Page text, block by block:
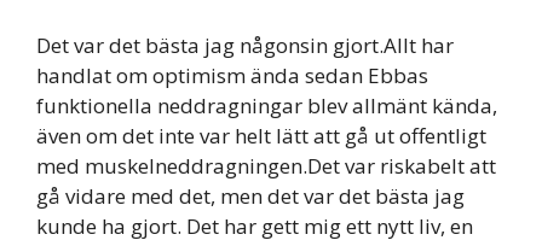
Det var det bästa jag någonsin gjort.Allt har
handlat om optimism ända sedan Ebbas
funktionella neddragningar blev allmänt kända,
även om det inte var helt lätt att gå ut offentligt
med muskelneddragningen.Det var riskabelt att
gå vidare med det, men det var det bästa jag
kunde ha gjort. Det har gett mig ett nytt liv, en